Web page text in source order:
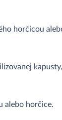
horčicou
alebo horčice.